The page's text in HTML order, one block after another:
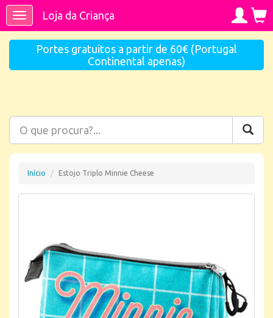
ToggleLoja da Criança
Portes gratuitos a partir de 60€ (Portugal
Continental apenas)
Início Estojo Triplo Minnie Cheese